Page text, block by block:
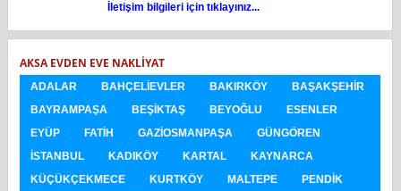
İletişim bilgileri için tıklayınız...
AKSA EVDEN EVE NAKLIYAT
ADALAR BAHÇELIEVLER BAKIRKÖY
BAŞAKŞEHIR
BAYRAMPAŞA
BEŞIKTAŞ BEYOĞLU
ESENLER
EYÜP
FATIH GAZIOSMANPAŞA
GÜNGÖREN
İSTANBUL
KADIKÖY KARTAL
KAYNARCA
KÜÇÜKÇEKMECE
KURTKÖY MALTEPE
PENDIK